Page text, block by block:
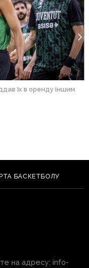
їх в оренду іншим
БАСКЕТБОЛУ
на адресу: info-